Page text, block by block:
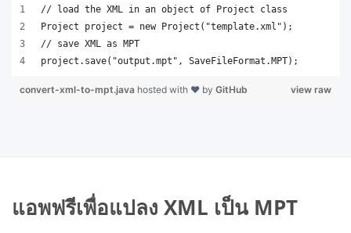
// load the XML in an object of Project class
Project project = new Project("template.xml");
// save XML as MPT
project.save("output.mpt", SaveFileFormat.MPT);
view raw
convert-xml-to-mpt.java hosted with ❤ by GitHub
แอพฟรีเพื่อแปลง XML เป็น MPT